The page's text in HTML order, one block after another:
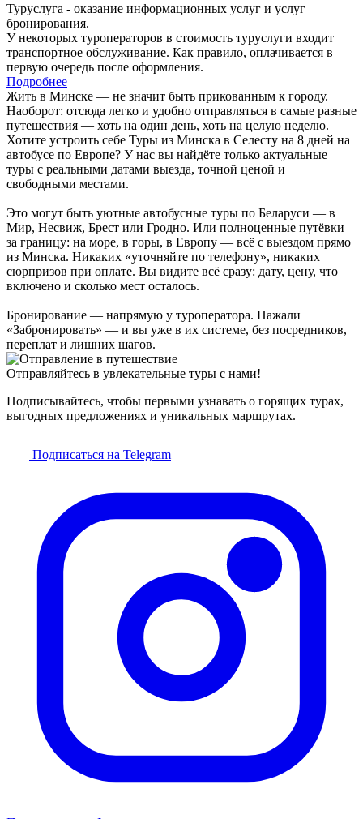
Туруслуга - оказание информационных услуг и услуг
бронирования.
У некоторых туроператоров в стоимость туруслуги входит
транспортное обслуживание. Как правило, оплачивается в
первую очередь после оформления.
Подробнее
Жить в Минске — не значит быть прикованным к городу.
Наоборот: отсюда легко и удобно отправляться в самые разные
путешествия — хоть на один день, хоть на целую неделю.
Хотите устроить себе Туры из Минска в Селесту на 8 дней на
автобусе по Европе? У нас вы найдёте только актуальные
туры с реальными датами выезда, точной ценой и
свободными местами.
Это могут быть уютные автобусные туры по Беларуси — в
Мир, Несвиж, Брест или Гродно. Или полноценные путёвки
за границу: на море, в горы, в Европу — всё с выездом прямо
из Минска. Никаких «уточняйте по телефону», никаких
сюрпризов при оплате. Вы видите всё сразу: дату, цену, что
включено и сколько мест осталось.
Бронирование — напрямую у туроператора. Нажали
«Забронировать» — и вы уже в их системе, без посредников,
переплат и лишних шагов.
Отправляйтесь в увлекательные туры с нами!
Подписывайтесь, чтобы первыми узнавать о горящих турах,
выгодных предложениях и уникальных маршрутах.
Подписаться на Telegram